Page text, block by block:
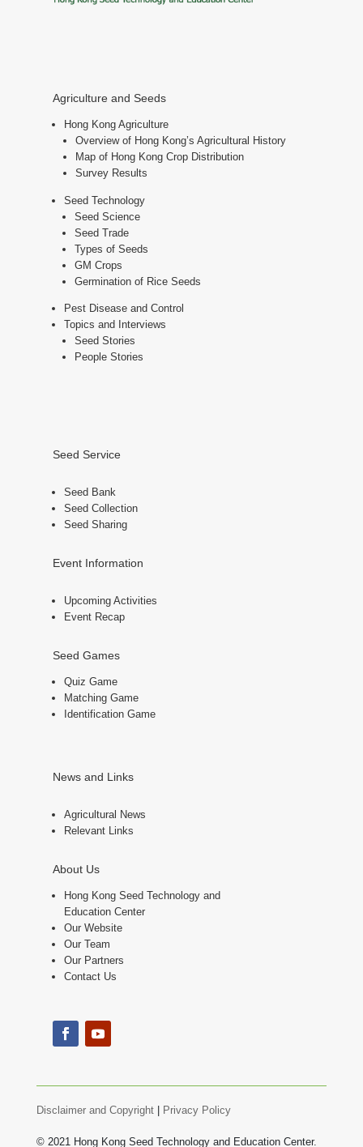
Agriculture and Seeds
Hong Kong Agriculture
Overview of Hong Kong’s Agricultural History
Map of Hong Kong Crop Distribution
Survey Results
Seed Technology
Seed Science
Seed Trade
Types of Seeds
GM Crops
Germination of Rice Seeds
Pest Disease and Control
Topics and Interviews
Seed Stories
People Stories
Seed Service
Seed Bank
Seed Collection
Seed Sharing
Event Information
Upcoming Activities
Event Recap
Seed Games
Quiz Game
Matching Game
Identification Game
News and Links
Agricultural News
Relevant Links
About Us
Hong Kong Seed Technology and
Education Center
Our Website
Our Team
Our Partners
Contact Us
Disclaimer and Copyright| Privacy Policy
© 2021 Hong Kong Seed Technology and Education Center.